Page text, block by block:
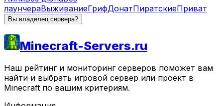
лаунчераВыживаниеГрифДонатПиратскиеПриват
Вы владелец сервера?
Minecraft-Servers.ru
Наш рейтинг и мониторинг серверов поможет вам
найти и выбрать игровой сервер или проект в
Minecraft по вашим критериям.